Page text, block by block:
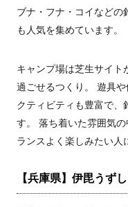
ブナ・フナ・コイなどの
も人気を集めています。
キャンプ場は芝生サイト
過ごせるつくり。 遊具
クティビティも豊富で、
す。 落ち着いた雰囲気
ランスよく楽しみたい人
【兵庫県】伊毘うず